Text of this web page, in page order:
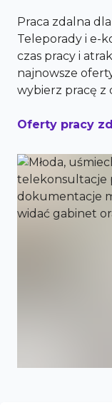
Praca zdalna
Teleporady i e-
czas pracy i
najnowsze
wybierz pracę z
Oferty pracy